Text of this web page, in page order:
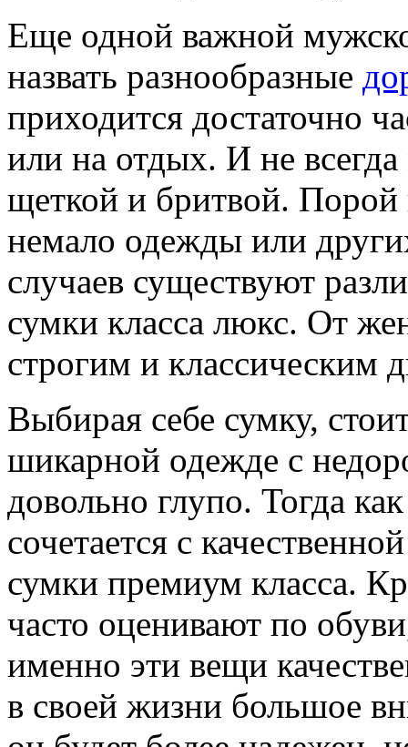
Еще одной важной
назвать разнообразные
приходится достаточно
или на отдых. И не
щеткой и бритвой. Порой
немало одежды или
случаев существуют
сумки класса люкс. От
строгим и классическим
Выбирая себе сумку,
шикарной одежде с
довольно глупо. Тогда
сочетается с
сумки премиум класса.
часто оценивают по
именно эти вещи
в своей жизни большое